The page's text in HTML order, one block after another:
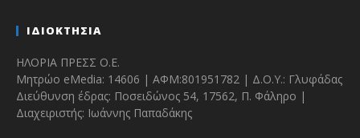
ΙΔΙΟΚΤΗΣΙΑ
ΗΛΟΡΙΑ ΠΡΕΣΣ Ο.Ε.
Μητρώο eMedia: 14606 | ΑΦΜ:801951782 | Δ.Ο.Υ.: Γλυφάδας
Διεύθυνση έδρας: Ποσειδώνος 54, 17562, Π. Φάληρο |
Διαχειριστής: Ιωάννης Παπαδάκης